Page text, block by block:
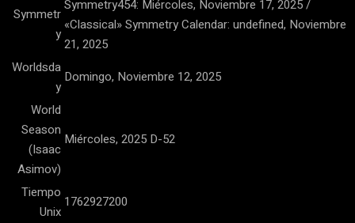
Symmetr
y
Symmetry454: Miércoles, Noviembre 17, 2025 /
«Classical» Symmetry Calendar: undefined, Noviembre
21, 2025
Worldsda
y
Domingo, Noviembre 12, 2025
World
Season
(Isaac
Asimov)
Miércoles, 2025 D-52
Tiempo
Unix
1762927200